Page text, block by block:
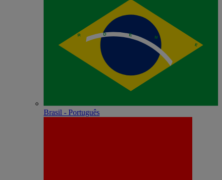
Brasil - Português